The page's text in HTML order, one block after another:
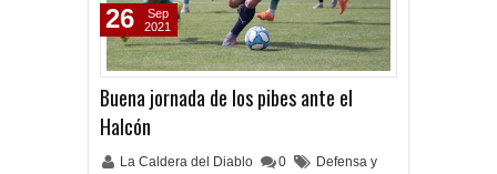
Buena jornada de los pibes ante el
Halcón
La Caldera del Diablo 0
Defensa y
26
Sep
2021